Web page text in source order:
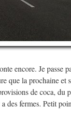
encore. Je passe
que la prochaine et
de coca, du
des fermes. Petit